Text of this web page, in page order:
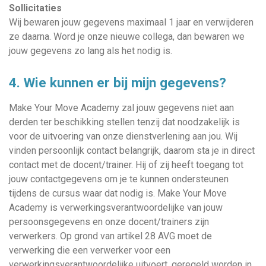
Sollicitaties
Wij bewaren jouw gegevens maximaal 1 jaar en verwijderen
ze daarna. Word je onze nieuwe collega, dan bewaren we
jouw gegevens zo lang als het nodig is.
4. Wie kunnen er bij mijn gegevens?
Make Your Move Academy zal jouw gegevens niet aan
derden ter beschikking stellen tenzij dat noodzakelijk is
voor de uitvoering van onze dienstverlening aan jou. Wij
vinden persoonlijk contact belangrijk, daarom sta je in direct
contact met de docent/trainer. Hij of zij heeft toegang tot
jouw contactgegevens om je te kunnen ondersteunen
tijdens de cursus waar dat nodig is. Make Your Move
Academy is verwerkingsverantwoordelijke van jouw
persoonsgegevens en onze docent/trainers zijn
verwerkers. Op grond van artikel 28 AVG moet de
verwerking die een verwerker voor een